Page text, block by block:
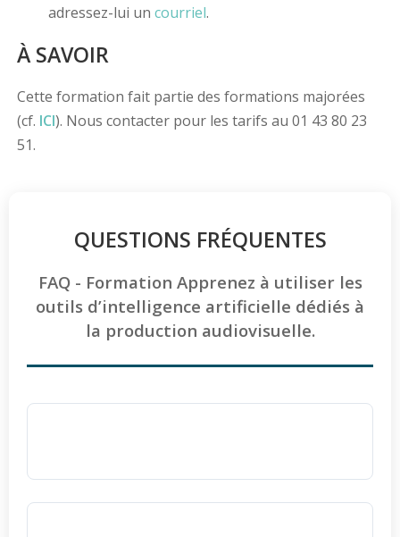
adressez-lui un courriel.
À SAVOIR
Cette formation fait partie des formations majorées
(cf. ICI). Nous contacter pour les tarifs au 01 43 80 23
51.
QUESTIONS FRÉQUENTES
FAQ - Formation Apprenez à utiliser les
outils d’intelligence artificielle dédiés à
la production audiovisuelle.